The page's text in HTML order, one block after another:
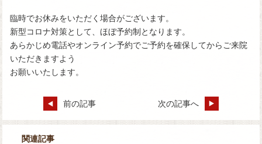
臨時でお休みをいただく場合がございます。
新型コロナ対策として、ほぼ予約制となります。
あらかじめ電話やオンライン予約でご予約を確保してからご来院
いただきますよう
お願いいたします。
前の記事 次の記事へ
関連記事